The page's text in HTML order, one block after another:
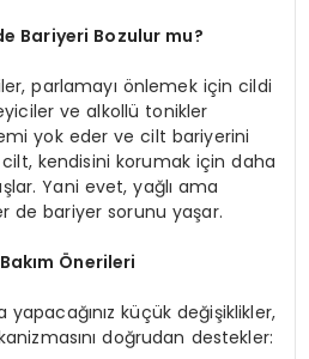
Bariyeri Bozulur mu?
parlamayı önlemek için cildi
ve alkollü tonikler
yok eder ve cilt bariyerini
kendisini korumak için daha
Yani evet, yağlı ama
de bariyer sorunu yaşar.
Önerileri
yapacağınız küçük değişiklikler,
doğrudan destekler: